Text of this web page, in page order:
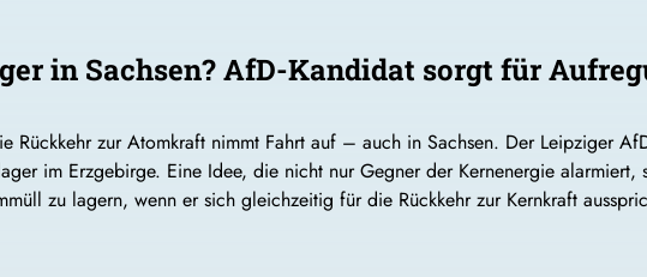
in Sachsen? AfD-Kandidat sorgt für
Rückkehr zur Atomkraft nimmt Fahrt auf – auch in Sachsen. Der Leipziger
im Erzgebirge. Eine Idee, die nicht nur Gegner der Kernenergie alarmiert,
zu lagern, wenn er sich gleichzeitig für die Rückkehr zur Kernkraft